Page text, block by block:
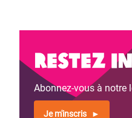
Restez
Abonnez-vous à
Je m'inscris